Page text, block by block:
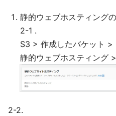
静的ウェブホスティング
2-1 .
S3 > 作成したバケット
静的ウェブホスティング
2-2.